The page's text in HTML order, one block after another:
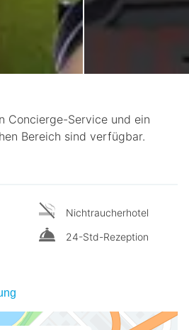
Concierge-Service und ein
Bereich sind verfügbar.
Nichtraucherhotel
24-Std-Rezeption